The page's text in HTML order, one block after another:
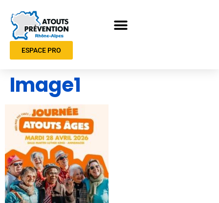
ESPACE PRO
Image1